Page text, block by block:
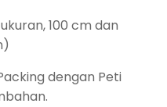
100 cm dan
dengan Peti